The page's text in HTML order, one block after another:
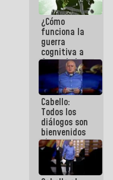
ahorro
energético
¿Cómo
funciona la
guerra
cognitiva a
favor de la
narrativa
hegemónica?
(1)
Cabello:
Todos los
diálogos son
bienvenidos
siempre que
estén en el
marco de la
Constitución